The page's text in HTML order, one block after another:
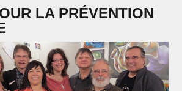
LA PRÉVENTION